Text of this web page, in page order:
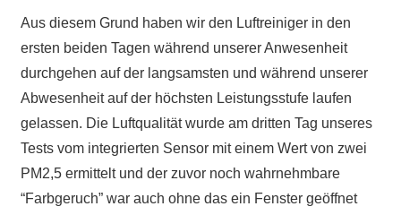
Aus diesem Grund haben wir den Luftreiniger in den
ersten beiden Tagen während unserer Anwesenheit
durchgehen auf der langsamsten und während unserer
Abwesenheit auf der höchsten Leistungsstufe laufen
gelassen. Die Luftqualität wurde am dritten Tag unseres
Tests vom integrierten Sensor mit einem Wert von zwei
PM2,5 ermittelt und der zuvor noch wahrnehmbare
“Farbgeruch” war auch ohne das ein Fenster geöffnet